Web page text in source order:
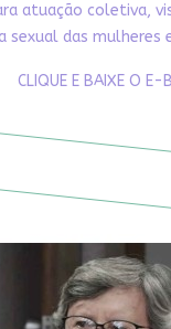
atuação coletiva,
das
CLIQUE E BAIXE O E-